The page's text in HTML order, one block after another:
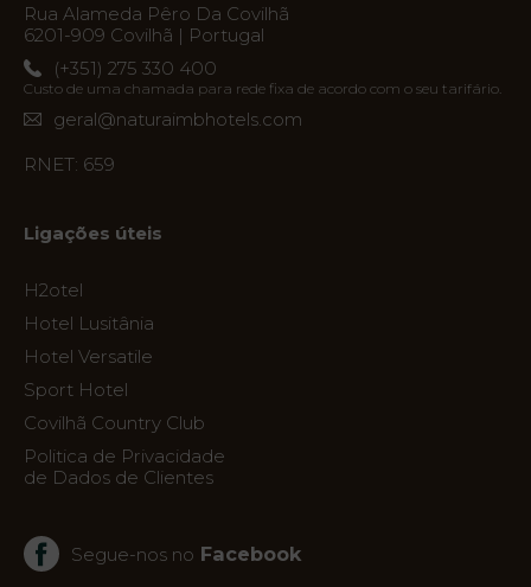
Rua Alameda Pêro Da Covilhã
6201-909 Covilhã | Portugal
(+351) 275 330 400
Custo de uma chamada para rede fixa de acordo com o seu tarifário.
geral@naturaimbhotels.com
RNET: 659
Ligações úteis
H2otel
Hotel Lusitânia
Hotel Versatile
Sport Hotel
Covilhã Country Club
Politica de Privacidade
de Dados de Clientes
Segue-nos no Facebook